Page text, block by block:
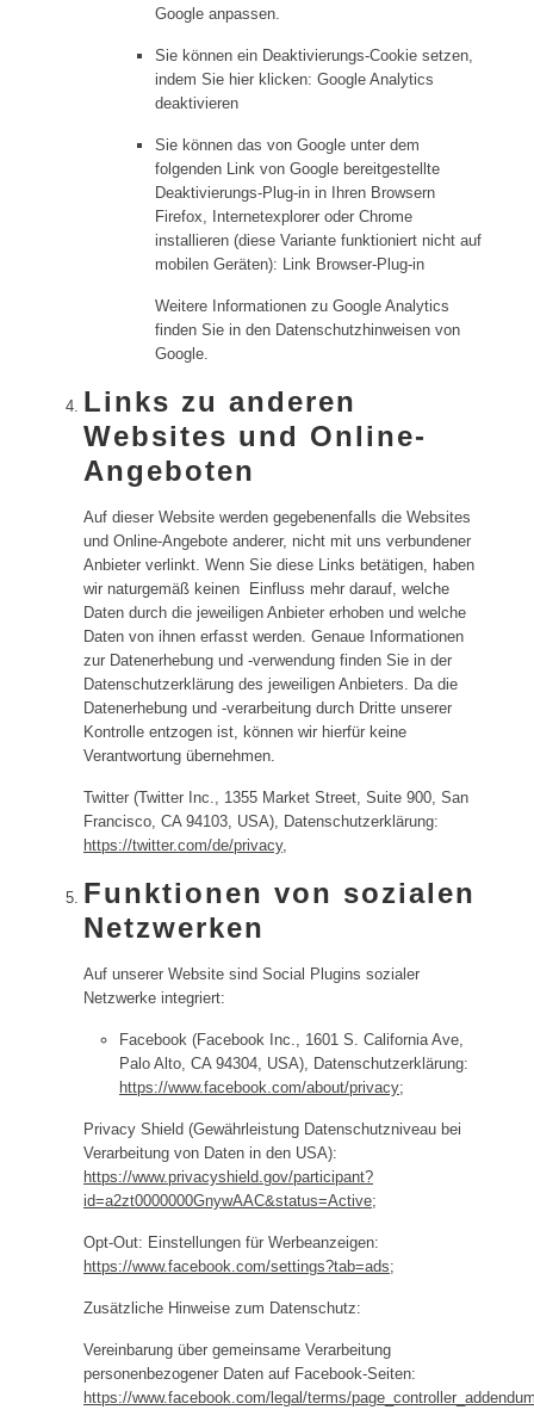
Google anpassen.
Sie können ein Deaktivierungs-Cookie setzen,
indem Sie hier klicken: Google Analytics
deaktivieren
Sie können das von Google unter dem
folgenden Link von Google bereitgestellte
Deaktivierungs-Plug-in in Ihren Browsern
Firefox, Internetexplorer oder Chrome
installieren (diese Variante funktioniert nicht auf
mobilen Geräten): Link Browser-Plug-in
Weitere Informationen zu Google Analytics
finden Sie in den Datenschutzhinweisen von
Google.
Links zu anderen
Websites und Online-
Angeboten
Auf dieser Website werden gegebenenfalls die Websites
und Online-Angebote anderer, nicht mit uns verbundener
Anbieter verlinkt. Wenn Sie diese Links betätigen, haben
wir naturgemäß keinen Einfluss mehr darauf, welche
Daten durch die jeweiligen Anbieter erhoben und welche
Daten von ihnen erfasst werden. Genaue Informationen
zur Datenerhebung und -verwendung finden Sie in der
Datenschutzerklärung des jeweiligen Anbieters. Da die
Datenerhebung und -verarbeitung durch Dritte unserer
Kontrolle entzogen ist, können wir hierfür keine
Verantwortung übernehmen.
Twitter (Twitter Inc., 1355 Market Street, Suite 900, San
Francisco, CA 94103, USA), Datenschutzerklärung:
https://twitter.com/de/privacy,
Funktionen von sozialen
Netzwerken
Auf unserer Website sind Social Plugins sozialer
Netzwerke integriert:
Facebook (Facebook Inc., 1601 S. California Ave,
Palo Alto, CA 94304, USA), Datenschutzerklärung:
https://www.facebook.com/about/privacy;
Privacy Shield (Gewährleistung Datenschutzniveau bei
Verarbeitung von Daten in den USA):
https://www.privacyshield.gov/participant?
id=a2zt0000000GnywAAC&status=Active;
Opt-Out: Einstellungen für Werbeanzeigen:
https://www.facebook.com/settings?tab=ads;
Zusätzliche Hinweise zum Datenschutz:
Vereinbarung über gemeinsame Verarbeitung
personenbezogener Daten auf Facebook-Seiten:
https://www.facebook.com/legal/terms/